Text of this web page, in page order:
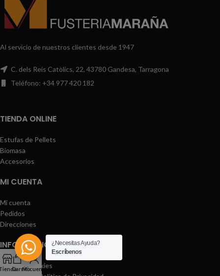
Al servicio de nuestros clientes desde 1947
C. dels Reis Catòlics, 22, 43780 Gandesa, Tarragona
Teléfono: +34 977 420 182
TIENDA ONLINE
Estufas de Pellets
Biomasa
Accesorios
MI CUENTA
Mi cuenta
Pedidos
Direcciones
INFORMACIÓN
Aviso de Cookies
¿Necesitas Ayuda?
Escríbenos
CarritoMi cuenta